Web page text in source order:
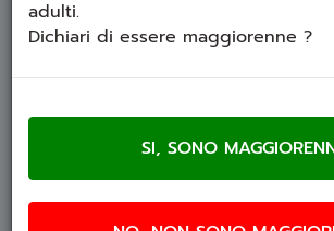
i tuoi assemblaggi su
rigenerabili. Questo filo può
preferibilmente in modalità VW o
wattaggio variabile.
adulti.
Dichiari di essere maggiorenne ?